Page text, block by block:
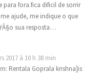
para fora.fica dificil de sorrir
ajude, me indique o que
sua resposta…
2017 à 10 h 38 min
Rentala Goprala krishna]is